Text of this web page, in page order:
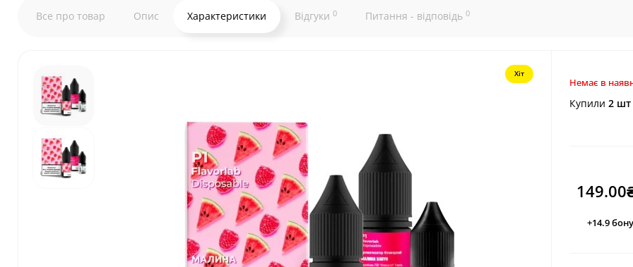
Все про товар Опис Характеристики Відгуки 0 Питання - відповідь 0
Хіт
Немає в
Купили 2 шт
+14.9